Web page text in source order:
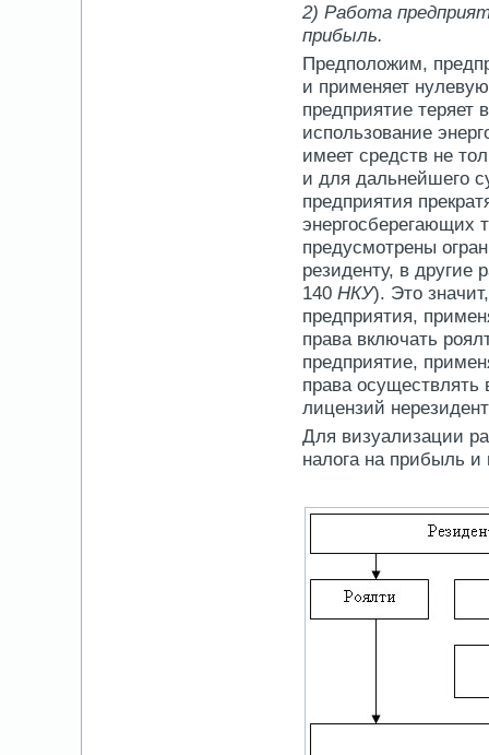
2) Работа
прибыль.
Предположим,
и применяет
предприятие теряет
использование
имеет средств не
и для дальнейшего
предприятия
энергосберегающих
предусмотрены
резиденту, в другие
140 НКУ). Это
предприятия,
права включать
предприятие,
права осуществлять
лицензий
Для визуализации
налога на прибыль